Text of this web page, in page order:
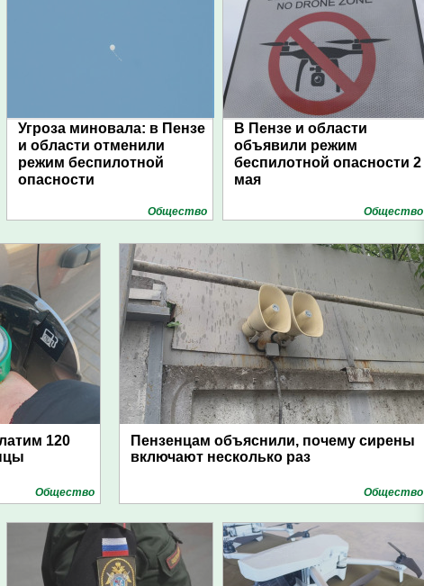
Угроза миновала: в Пензе
и области отменили
режим беспилотной
опасности
Общество
В Пензе и области
объявили режим
беспилотной опасности 2
мая
Общество
120
Общество
Пензенцам объяснили, почему сирены
включают несколько раз
Общество